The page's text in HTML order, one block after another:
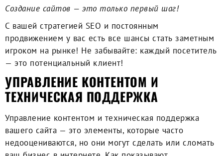
Cоздание сайтов — это только первый шаг!
C вашей стратегией SEO и постоянным
продвижением у вас есть все шансы стать заметным
игроком на рынке! Не забывайте: каждый посетитель
— это потенциальный клиент!
УПРАВЛЕНИЕ КОНТЕНТОМ И
ТЕХНИЧЕСКАЯ ПОДДЕРЖКА
Управление контентом и техническая поддержка
вашего сайта — это элементы, которые часто
недооцениваются, но они могут сделать или сломать